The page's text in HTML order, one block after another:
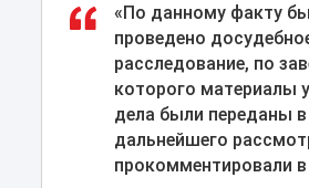
«По данному факту
проведено
расследование, по
которого материалы
дела были переданы
дальнейшего
прокомментировали